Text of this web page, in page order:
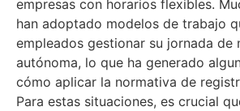
empresas con horarios flexibles.
han adoptado modelos de trabajo
empleados gestionar su jornada de
autónoma, lo que ha generado
cómo aplicar la normativa de
Para estas situaciones, es crucial